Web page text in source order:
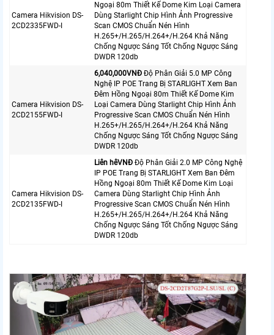
Camera Hikvision DS-
2CD2335FWD-I
Ngoại 80m Thiết Kế Dome Kim Loại Camera
Dùng Starlight Chip Hình Ảnh Progressive
Scan CMOS Chuẩn Nén Hình
H.265+/H.265/H.264+/H.264 Khả Năng
Chống Ngược Sáng Tốt Chống Ngược Sáng
DWDR 120db
Camera Hikvision DS-
2CD2155FWD-I
6,040,000VNÐ Độ Phân Giải 5.0 MP Công
Nghệ IP POE Trang Bị STARLIGHT Xem Ban
Đêm Hồng Ngoại 80m Thiết Kế Dome Kim
Loại Camera Dùng Starlight Chip Hình Ảnh
Progressive Scan CMOS Chuẩn Nén Hình
H.265+/H.265/H.264+/H.264 Khả Năng
Chống Ngược Sáng Tốt Chống Ngược Sáng
DWDR 120db
Camera Hikvision DS-
2CD2135FWD-I
Liên hêVNÐ Độ Phân Giải 2.0 MP Công Nghệ
IP POE Trang Bị STARLIGHT Xem Ban Đêm
Hồng Ngoại 80m Thiết Kế Dome Kim Loại
Camera Dùng Starlight Chip Hình Ảnh
Progressive Scan CMOS Chuẩn Nén Hình
H.265+/H.265/H.264+/H.264 Khả Năng
Chống Ngược Sáng Tốt Chống Ngược Sáng
DWDR 120db